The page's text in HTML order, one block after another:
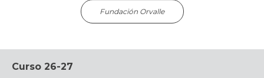
Fundación Orvalle
Curso 26-27